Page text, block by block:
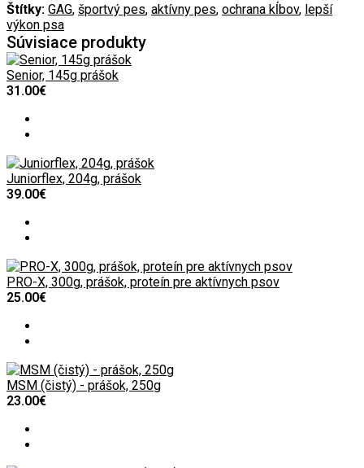
Štítky: GAG, športvý pes, aktívny pes, ochrana kĺbov, lepší
výkon psa
Súvisiace produkty
Senior, 145g prášok
31.00€
Juniorflex, 204g, prášok
39.00€
PRO-X, 300g, prášok, proteín pre aktívnych psov
25.00€
MSM (čistý) - prášok, 250g
23.00€